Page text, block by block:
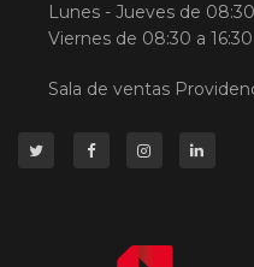
Lunes - Jueves de
Viernes de 08:30 a 16:30
Sala de ventas